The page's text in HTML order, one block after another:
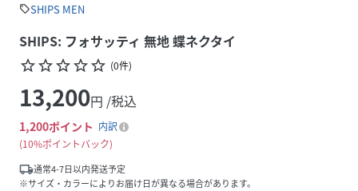
sellSHIPS MEN
SHIPS: フォサッティ 無地 蝶ネクタイ
star_borderstar_borderstar_borderstar_borderstar_border (0件)
13,200円 /税込
1,200ポイント 内訳
10%ポイントバック
local_shipping通常4-7日以内発送予定
※サイズ・カラーによりお届け日が異なる場合があります。